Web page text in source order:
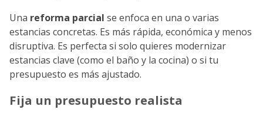
Una reforma parcial se enfoca en una o varias
estancias concretas. Es más rápida, económica y menos
disruptiva. Es perfecta si solo quieres modernizar
estancias clave (como el baño y la cocina) o si tu
presupuesto es más ajustado.
Fija un presupuesto realista